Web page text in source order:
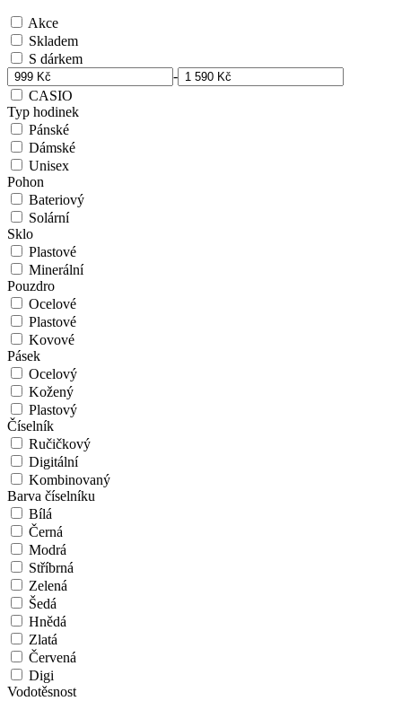
Akce
Skladem
S dárkem
-
CASIO
Typ hodinek
Pánské
Dámské
Unisex
Pohon
Bateriový
Solární
Sklo
Plastové
Minerální
Pouzdro
Ocelové
Plastové
Kovové
Pásek
Ocelový
Kožený
Plastový
Číselník
Ručičkový
Digitální
Kombinovaný
Barva číselníku
Bílá
Černá
Modrá
Stříbrná
Zelená
Šedá
Hnědá
Zlatá
Červená
Digi
Vodotěsnost